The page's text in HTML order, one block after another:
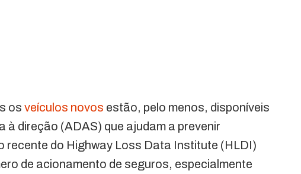
os veículos novos estão, pelo menos, disponíveis
direção (ADAS) que ajudam a prevenir
recente do Highway Loss Data Institute (HLDI)
de acionamento de seguros, especialmente